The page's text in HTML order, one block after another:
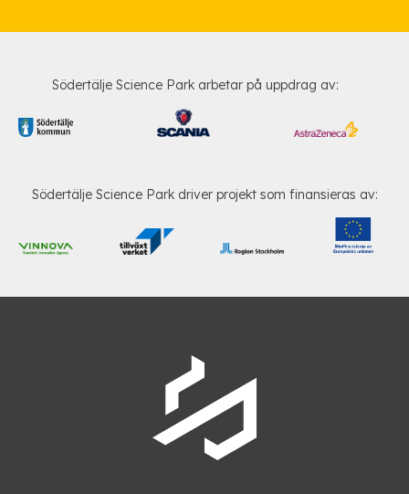
Södertälje Science Park arbetar på uppdrag av:
Södertälje Science Park driver projekt som finansieras av: